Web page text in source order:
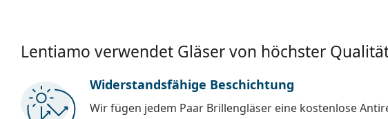
Lentiamo verwendet Gläser von höchster
Widerstandsfähige Beschichtung
Wir fügen jedem Paar Brillengläser eine kostenlose